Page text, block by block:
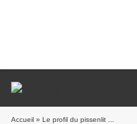
Accueil » Le profil du pissenlit ...